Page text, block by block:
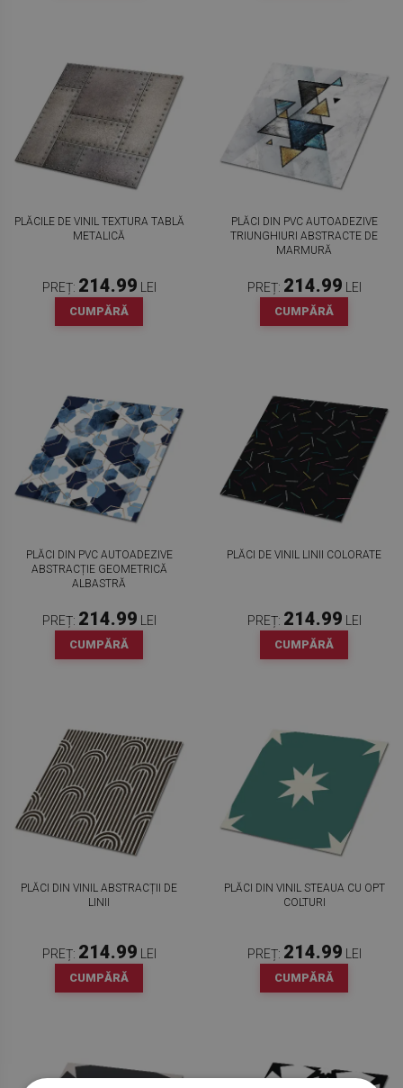
PLĂCILE DE VINIL TEXTURA TABLĂ
METALICĂ
PREȚ: 214.99 LEI
CUMPĂRĂ
PLĂCI DIN PVC AUTOADEZIVE
TRIUNGHIURI ABSTRACTE DE
MARMURĂ
PREȚ: 214.99 LEI
CUMPĂRĂ
PLĂCI DIN PVC AUTOADEZIVE
ABSTRACȚIE GEOMETRICĂ
ALBASTRĂ
PREȚ: 214.99 LEI
CUMPĂRĂ
PLĂCI DE VINIL LINII COLORATE
PREȚ: 214.99 LEI
CUMPĂRĂ
PLĂCI DIN VINIL ABSTRACȚII DE
LINII
PREȚ: 214.99 LEI
CUMPĂRĂ
PLĂCI DIN VINIL STEAUA CU OPT
COLTURI
PREȚ: 214.99 LEI
CUMPĂRĂ